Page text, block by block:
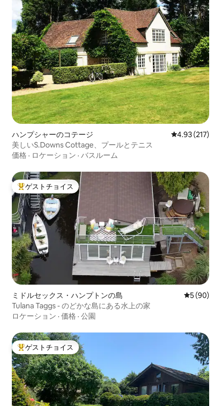
ハンプシャーのコテージ レビュー217
4.93 (217)
美しいS.Downs Cottage、プールとテニス
価格 · ロケーション · バスルーム
大好評のゲストチョイスです。
ゲストチョイス
ミドルセックス・ハンプトンの島 レビュー
5 (90)
Tulana Taggs - のどかな島にある水上の家
ロケーション · 価格 · 公園
大好評のゲストチョイスです。
ゲストチョイス